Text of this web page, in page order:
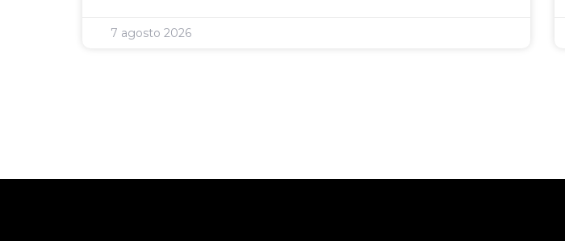
7 agosto 2026